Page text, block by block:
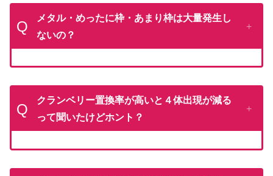
Q
メタル・めったに枠・あまり枠は大量発生し
ないの？
Q
クランベリー置換率が高いと４体出現が減る
って聞いたけどホント？